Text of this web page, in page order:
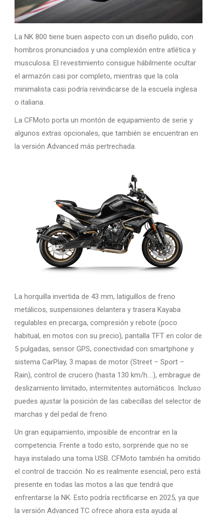
La NK 800 tiene buen aspecto con un diseño pulido, con
hombros pronunciados y una complexión entre atlética y
musculosa. El revestimiento consigue hábilmente ocultar
el armazón casi por completo, mientras que la cola
minimalista casi podría reivindicarse de la escuela inglesa
o italiana.
La CFMoto porta un montón de equipamiento de serie y
algunos extras opcionales, que también se encuentran en
la versión Advanced más pertrechada.
La horquilla invertida de 43 mm, latiguillos de freno
metálicos, suspensiones delantera y trasera Kayaba
regulables en precarga, compresión y rebote (poco
habitual, en motos con su precio), pantalla TFT en color de
5 pulgadas, sensor GPS, conectividad con smartphone y
sistema CarPlay, 3 mapas de motor (Street – Sport –
Rain), control de crucero (hasta 130 km/h….), embrague de
deslizamiento limitado, intermitentes automáticos. Incluso
puedes ajustar la posición de las cabecillas del selector de
marchas y del pedal de freno.
Un gran equipamiento, imposible de encontrar en la
competencia. Frente a todo esto, sorprende que no se
haya instalado una toma USB. CFMoto también ha omitido
el control de tracción. No es realmente esencial, pero está
presente en todas las motos a las que tendrá que
enfrentarse la NK. Esto podría rectificarse en 2025, ya que
la versión Advanced TC ofrece ahora esta ayuda al